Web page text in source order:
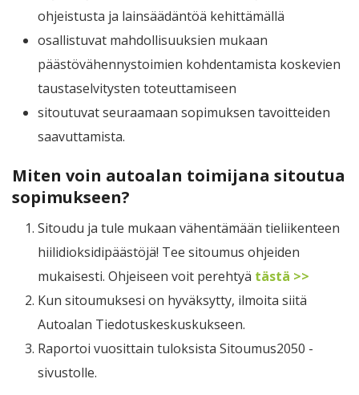
ohjeistusta ja lainsäädäntöä kehittämällä
osallistuvat mahdollisuuksien mukaan
päästövähennystoimien kohdentamista koskevien
taustaselvitysten toteuttamiseen
sitoutuvat seuraamaan sopimuksen tavoitteiden
saavuttamista.
Miten voin autoalan toimijana sitoutua
sopimukseen?
Sitoudu ja tule mukaan vähentämään tieliikenteen
hiilidioksidipäästöjä! Tee sitoumus ohjeiden
mukaisesti. Ohjeiseen voit perehtyä tästä >>
Kun sitoumuksesi on hyväksytty, ilmoita siitä
Autoalan Tiedotuskeskuskukseen.
Raportoi vuosittain tuloksista Sitoumus2050 -
sivustolle.